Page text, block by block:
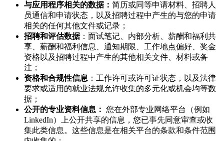
与应用程序相关的数据： 简历或同等申请材料、招聘人
员通信和申请状态，以及招聘过程中产生的与您的申请
相关的任何其他文件或记录；
招聘和评估数据：面试笔记、内部分析、薪酬和福利共
享、薪酬和福利信息、通知期限、工作地点偏好、奖金
资格以及招聘过程中产生的其他相关文件、材料或备
注；
资格和合规性信息 ：工作许可或许可证状态，以及法律
要求或适用的就业法规允许收集的多元化或机会均等数
据；
公开的专业资料信息： 您在外部专业网络平台（例如
LinkedIn）上公开共享的信息，您已事先同意审查或收
集此类信息。这些信息是在相关平台的条款和条件范围